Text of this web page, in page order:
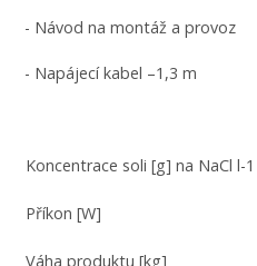
- Návod na montáž a provoz
- Napájecí kabel –1,3 m
Koncentrace soli [g] na NaCl l-1
Příkon [W]
Váha produktu [kg]